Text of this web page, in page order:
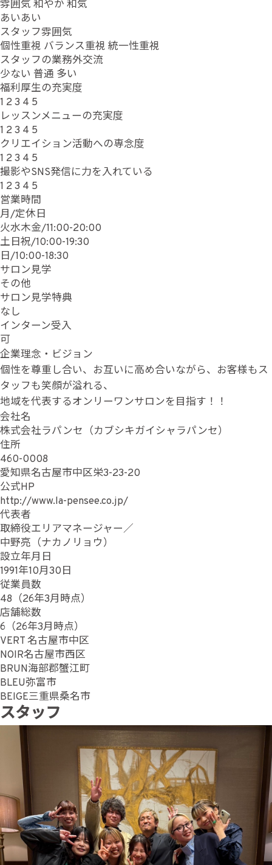
雰囲気 和やか 和気
あいあい
スタッフ雰囲気
個性重視 バランス重視 統一性重視
スタッフの業務外交流
少ない 普通 多い
福利厚生の充実度
1 23 4 5
レッスンメニューの充実度
1 23 4 5
クリエイション活動への専念度
1 23 4 5
撮影やSNS発信に力を入れている
1 23 4 5
営業時間
月/定休日
火水木金/11:00-20:00
土日祝/10:00-19:30
日/10:00-18:30
サロン見学
その他
サロン見学特典
なし
インターン受入
可
企業理念・ビジョン
個性を尊重し合い、お互いに高め合いながら、お客様もス
タッフも笑顔が溢れる、
地域を代表するオンリーワンサロンを目指す！！
会社名
株式会社ラパンセ（カブシキガイシャラパンセ）
住所
460-0008
愛知県名古屋市中区栄3-23-20
公式HP
http://www.la-pensee.co.jp/
代表者
取締役エリアマネージャー／
中野亮（ナカノリョウ）
設立年月日
1991年10月30日
従業員数
48（26年3月時点）
店舗総数
6（26年3月時点）
VERT 名古屋市中区
NOIR名古屋市西区
BRUN海部郡蟹江町
BLEU弥富市
BEIGE三重県桑名市
スタッフ